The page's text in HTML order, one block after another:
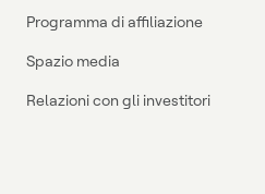
Programma di affiliazione
Spazio media
Relazioni con gli investitori